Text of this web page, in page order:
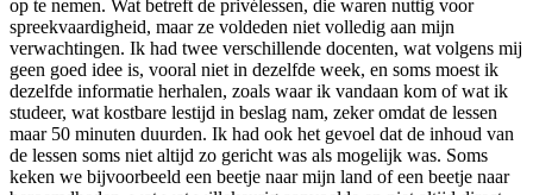
op te nemen. Wat betreft de privélessen, die waren nuttig voor
spreekvaardigheid, maar ze voldeden niet volledig aan mijn
verwachtingen. Ik had twee verschillende docenten, wat volgens mij
geen goed idee is, vooral niet in dezelfde week, en soms moest ik
dezelfde informatie herhalen, zoals waar ik vandaan kom of wat ik
studeer, wat kostbare lestijd in beslag nam, zeker omdat de lessen
maar 50 minuten duurden. Ik had ook het gevoel dat de inhoud van
de lessen soms niet altijd zo gericht was als mogelijk was. Soms
keken we bijvoorbeeld een beetje naar mijn land of een beetje naar